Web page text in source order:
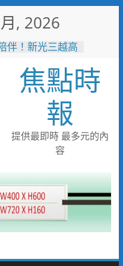
, 2026
伴！新光三越高
首選
花蓮綻放青春與
年運動會勇奪
後吃什麼？礁溪
家溫體牛、豬、
餐新選擇
就栽了！前鎮警
「2026台東最
帶爸爸追星去！
焦點時
報
提供最即時 最多元的內
容